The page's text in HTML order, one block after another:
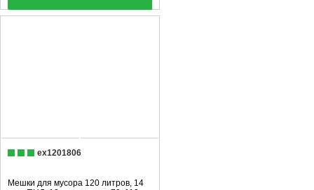
ex1201806
Мешки для мусора 120 литров, 14